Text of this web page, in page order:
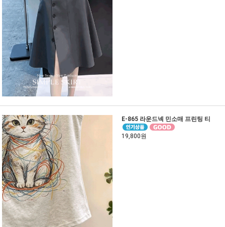
E-865 라운드넥 민소매 프린팅 티
19,800원